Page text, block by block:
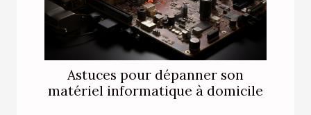
Astuces pour dépanner son
matériel informatique à domicile